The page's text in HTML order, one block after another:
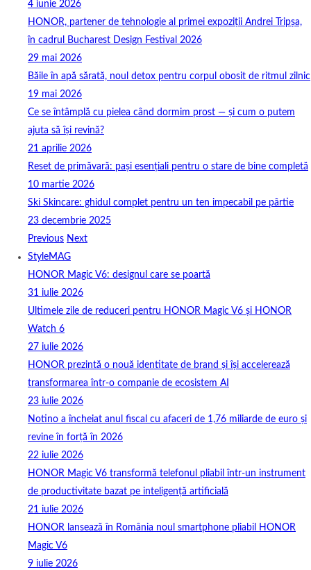
4 iunie 2026
HONOR, partener de tehnologie al primei expoziții Andrei Tripșa,
în cadrul Bucharest Design Festival 2026
29 mai 2026
Băile în apă sărată, noul detox pentru corpul obosit de ritmul zilnic
19 mai 2026
Ce se întâmplă cu pielea când dormim prost — și cum o putem
ajuta să își revină?
21 aprilie 2026
Reset de primăvară: pași esențiali pentru o stare de bine completă
10 martie 2026
Ski Skincare: ghidul complet pentru un ten impecabil pe pârtie
23 decembrie 2025
Previous Next
StyleMAG
HONOR Magic V6: designul care se poartă
31 iulie 2026
Ultimele zile de reduceri pentru HONOR Magic V6 și HONOR
Watch 6
27 iulie 2026
HONOR prezintă o nouă identitate de brand și își accelerează
transformarea într-o companie de ecosistem AI
23 iulie 2026
Notino a încheiat anul fiscal cu afaceri de 1,76 miliarde de euro și
revine în forță în 2026
22 iulie 2026
HONOR Magic V6 transformă telefonul pliabil într-un instrument
de productivitate bazat pe inteligență artificială
21 iulie 2026
HONOR lansează în România noul smartphone pliabil HONOR
Magic V6
9 iulie 2026